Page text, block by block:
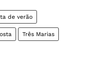
de verão
Três Marias